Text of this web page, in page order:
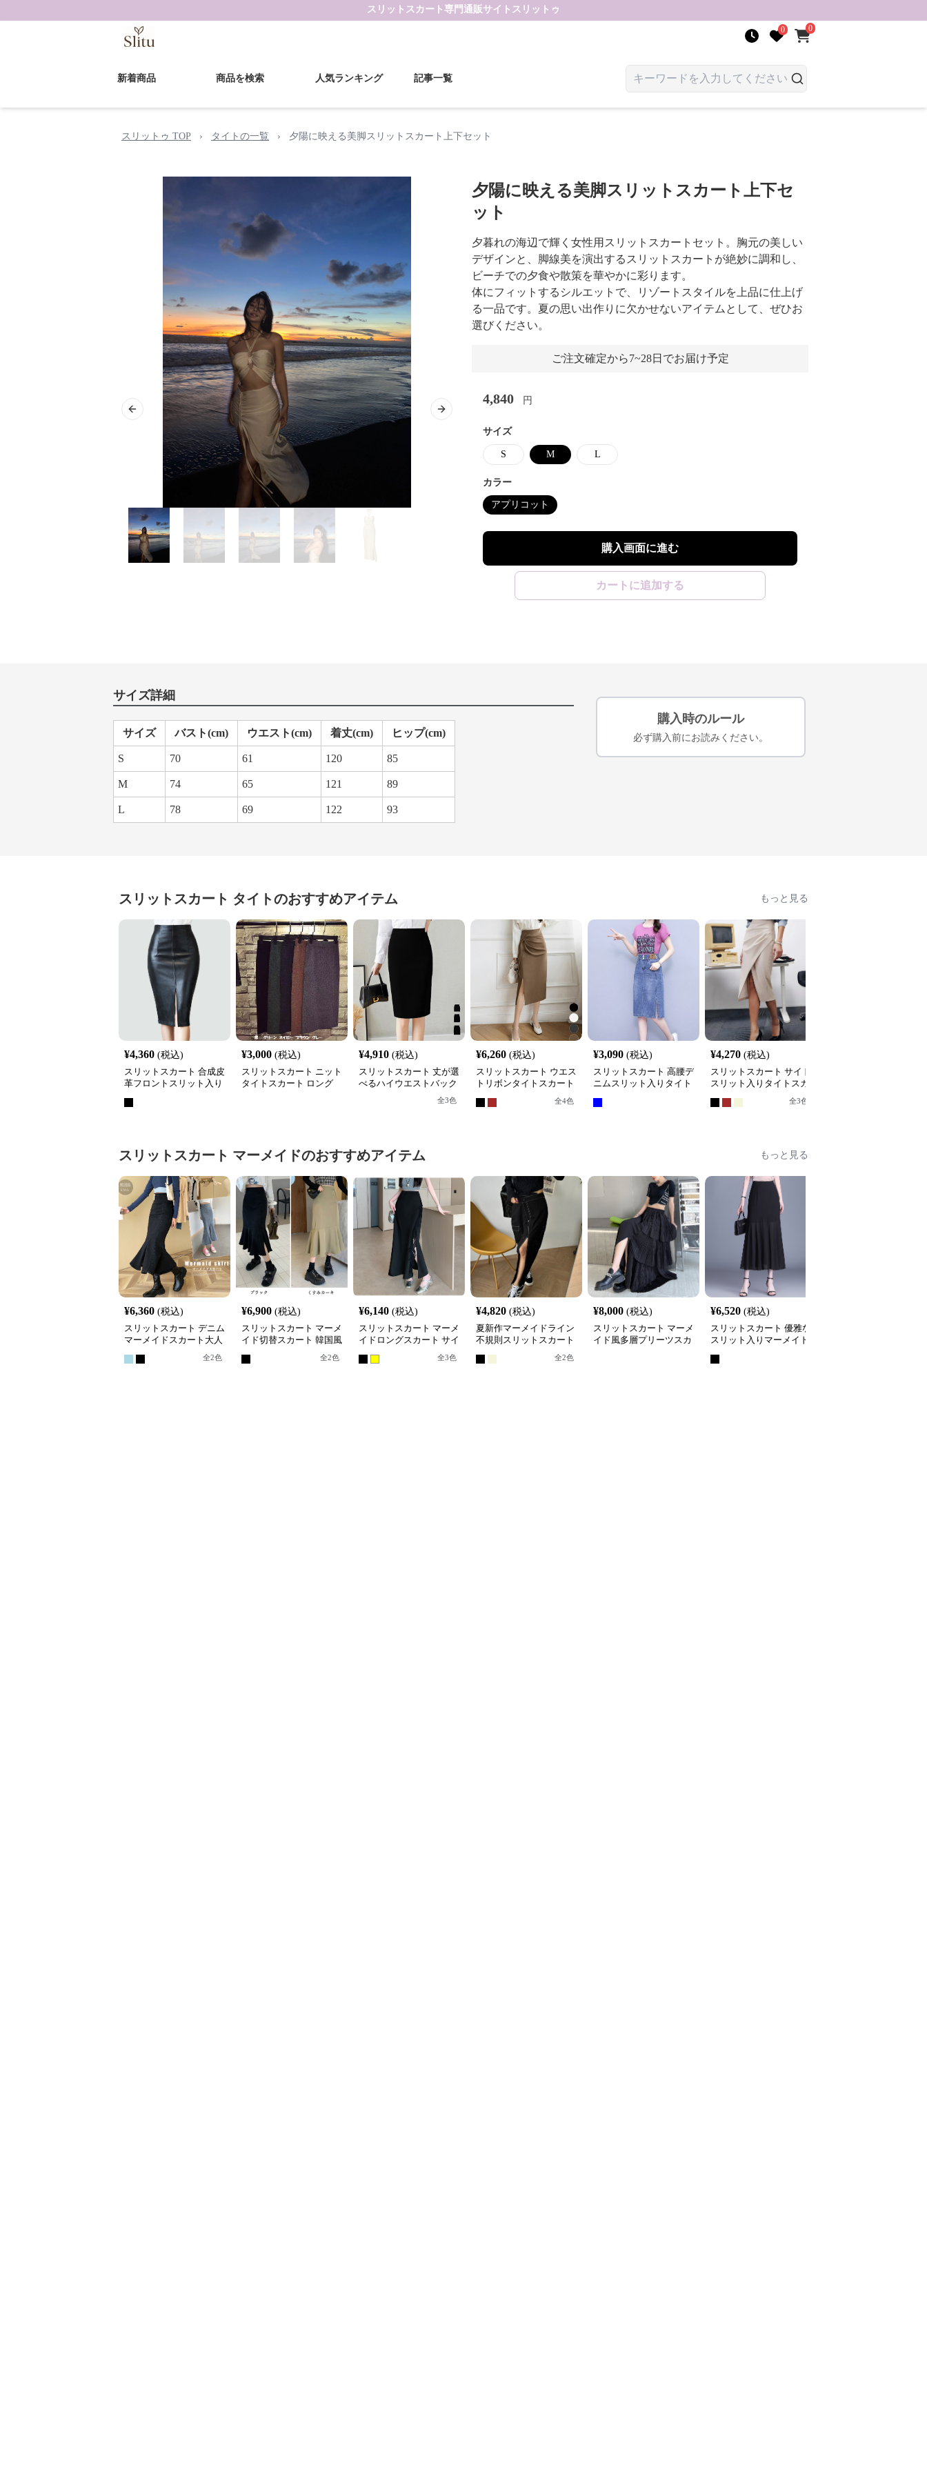
スリットスカート 専門通販サイト スリットゥ
0 0
新着商品 商品を検索 人気ランキング 記事一覧
スリットゥ TOP › タイトの一覧 › 夕陽に映える美脚スリットスカート上下セット
Previous slide Next slide
夕陽に映える美脚スリットスカート上下セ
ット
夕暮れの海辺で輝く女性用スリットスカートセット。胸元の美しい
デザインと、脚線美を演出するスリットスカートが絶妙に調和し、
ビーチでの夕食や散策を華やかに彩ります。
体にフィットするシルエットで、リゾートスタイルを上品に仕上げ
る一品です。夏の思い出作りに欠かせないアイテムとして、ぜひお
選びください。
ご注文確定から7~28日でお届け予定
4,840 円
サイズ
S M L
カラー
アプリコット
購入画面に進む
カートに追加する
サイズ詳細
サイズ バスト(cm) ウエスト(cm) 着丈(cm) ヒップ(cm)
S 70 61 120 85
M 74 65 121 89
L 78 69 122 93
購入時のルール
必ず購入前にお読みください。
スリットスカート タイトのおすすめアイテム もっと見る
¥4,360 (税込)
スリットスカート 合成皮
革フロントスリット入り
ート
¥3,000 (税込)
スリットスカート ニット
タイトスカート ロング
¥4,910 (税込)
スリットスカート 丈が選
べるハイウエストバック
スリットタイトスカート
全3色
¥6,260 (税込)
スリットスカート ウエス
トリボンタイトスカート
全4色
¥3,090 (税込)
スリットスカート 高腰デ
ニムスリット入りタイト
¥4,270 (税込)
スリットスカート サイド
スリット入りタイトスカ
全3色
スリットスカート マーメイドのおすすめアイテム もっと見る
¥6,360 (税込)
スリットスカート デニム
マーメイドスカート大人
全2色
¥6,900 (税込)
スリットスカート マーメ
イド切替スカート 韓国風
全2色
¥6,140 (税込)
スリットスカート マーメ
イドロングスカート サイ
ド切替スリット ハイウエ
スト
全3色
¥4,820 (税込)
夏新作マーメイドライン
不規則スリットスカート
全2色
¥8,000 (税込)
スリットスカート マーメ
イド風多層プリーツスカ
¥6,520 (税込)
スリットスカート 優雅な
スリット入りマーメイド